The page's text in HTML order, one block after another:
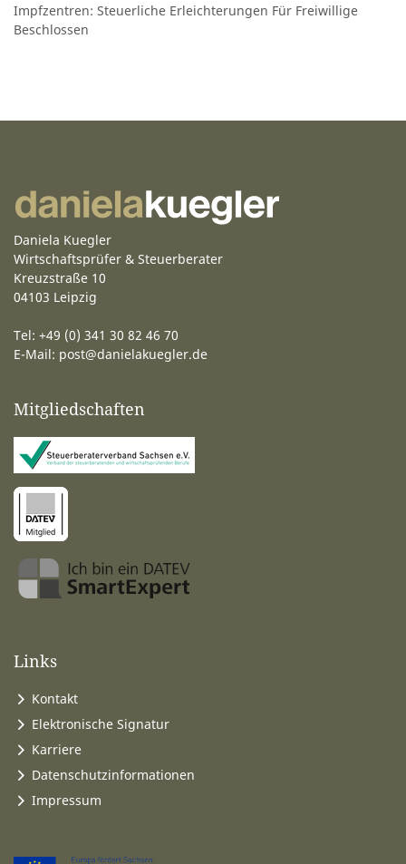
Impfzentren: Steuerliche Erleichterungen Für Freiwillige
Beschlossen
Daniela Kuegler
Wirtschaftsprüfer & Steuerberater
Kreuzstraße 10
04103 Leipzig
Tel: +49 (0) 341 30 82 46 70
E-Mail: post@danielakuegler.de
Mitgliedschaften
Links
Kontakt
Elektronische Signatur
Karriere
Datenschutzinformationen
Impressum